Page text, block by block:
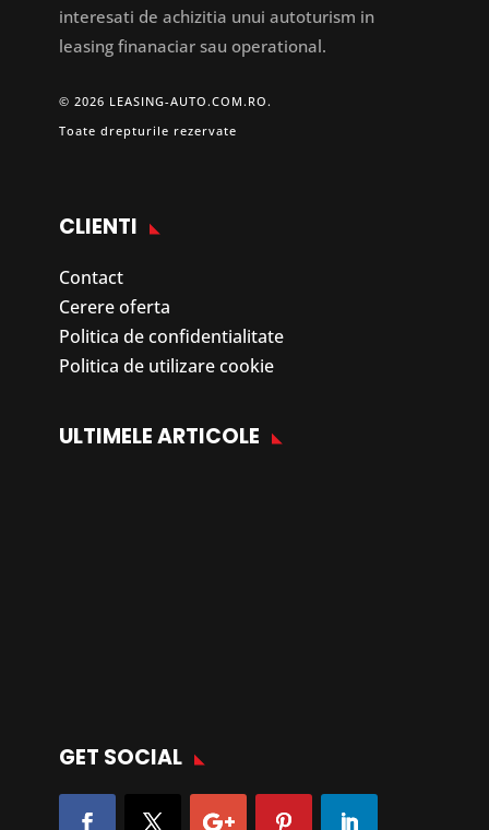
interesati de achizitia unui autoturism in
leasing finanaciar sau operational.
© 2026 LEASING-AUTO.COM.RO.
Toate drepturile rezervate
CLIENTI
Contact
Cerere oferta
Politica de confidentialitate
Politica de utilizare cookie
ULTIMELE ARTICOLE
GET SOCIAL